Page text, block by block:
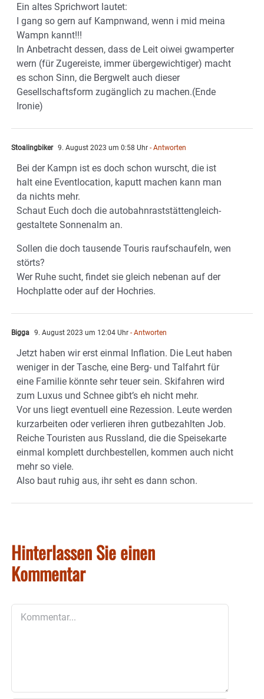
Ein altes Sprichwort lautet:
I gang so gern auf Kampnwand, wenn i mid meina
Wampn kannt!!!
In Anbetracht dessen, dass de Leit oiwei gwamperter
wern (für Zugereiste, immer übergewichtiger) macht
es schon Sinn, die Bergwelt auch dieser
Gesellschaftsform zugänglich zu machen.(Ende
Ironie)
Stoalingbiker 9. August 2023 um 0:58 Uhr - Antworten
Bei der Kampn ist es doch schon wurscht, die ist
halt eine Eventlocation, kaputt machen kann man
da nichts mehr.
Schaut Euch doch die autobahnraststättengleich-
gestaltete Sonnenalm an.
Sollen die doch tausende Touris raufschaufeln, wen
störts?
Wer Ruhe sucht, findet sie gleich nebenan auf der
Hochplatte oder auf der Hochries.
Bigga 9. August 2023 um 12:04 Uhr - Antworten
Jetzt haben wir erst einmal Inflation. Die Leut haben
weniger in der Tasche, eine Berg- und Talfahrt für
eine Familie könnte sehr teuer sein. Skifahren wird
zum Luxus und Schnee gibt’s eh nicht mehr.
Vor uns liegt eventuell eine Rezession. Leute werden
kurzarbeiten oder verlieren ihren gutbezahlten Job.
Reiche Touristen aus Russland, die die Speisekarte
einmal komplett durchbestellen, kommen auch nicht
mehr so viele.
Also baut ruhig aus, ihr seht es dann schon.
Hinterlassen Sie einen
Kommentar